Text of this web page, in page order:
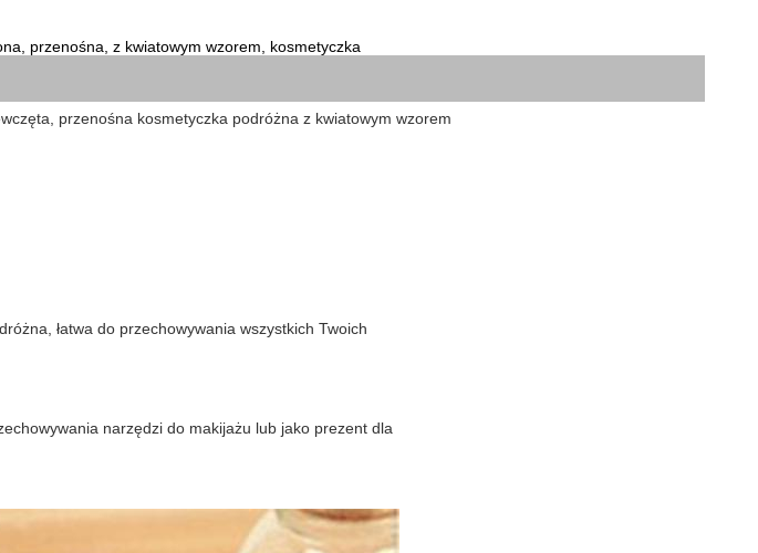
przenośna, z kwiatowym wzorem, kosmetyczka
przenośna kosmetyczka podróżna z kwiatowym wzorem
łatwa do przechowywania wszystkich Twoich
narzędzi do makijażu lub jako prezent dla